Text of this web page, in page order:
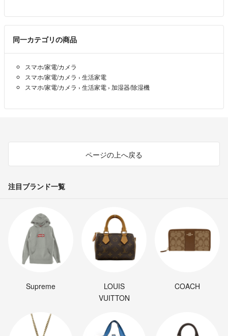
同一カテゴリの商品
スマホ/家電/カメラ
スマホ/家電/カメラ › 生活家電
スマホ/家電/カメラ › 生活家電 › 加湿器/除湿機
ページの上へ戻る
注目ブランド一覧
Supreme
LOUIS
VUITTON
COACH